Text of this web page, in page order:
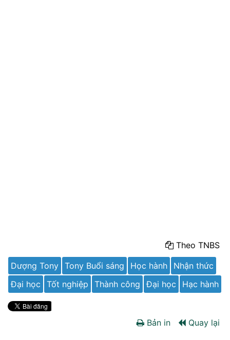
Theo TNBS
Dượng Tony Tony Buổi sáng Học hành
Nhận thức
Đại học
Tốt nghiệp Thành công Đại học Hạc hành
Bản in Quay lại